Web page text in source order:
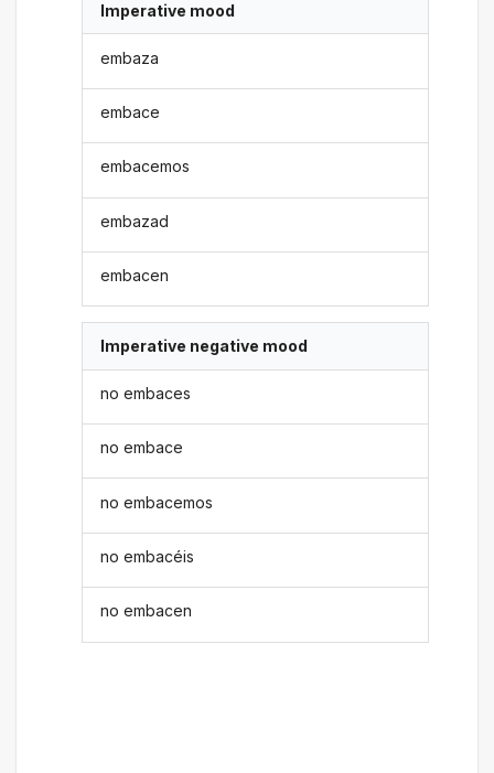
Imperative mood
embaza
embace
embacemos
embazad
embacen
Imperative negative mood
no embaces
no embace
no embacemos
no embacéis
no embacen